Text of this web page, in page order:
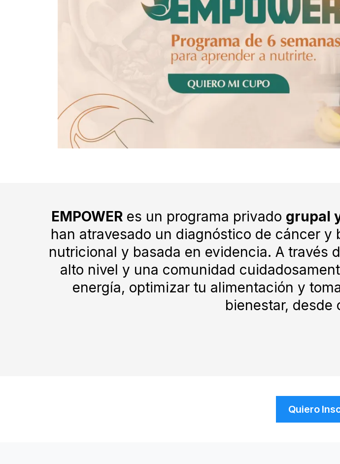
EMPOWER es un programa privado grupal
han atravesado un diagnóstico de cáncer
nutricional y basada en evidencia. A través
alto nivel y una comunidad
energía, optimizar tu alimentación y
bienestar, desde
Quiero